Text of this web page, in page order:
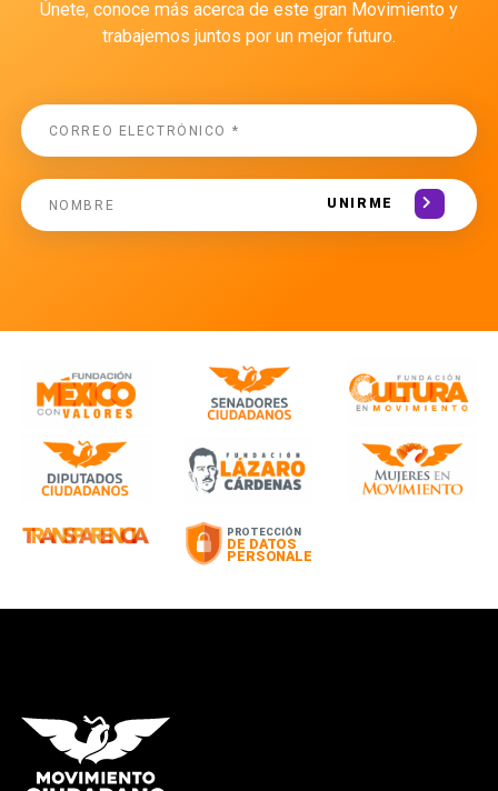
Únete, conoce más acerca de este gran Movimiento y
trabajemos juntos por un mejor futuro.
UNIRME